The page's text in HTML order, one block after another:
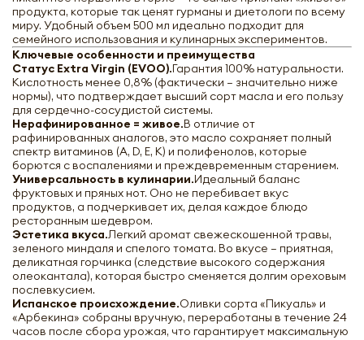
продукта, которые так ценят гурманы и диетологи по всему
миру. Удобный объем 500 мл идеально подходит для
семейного использования и кулинарных экспериментов.
Ключевые особенности и преимущества
Статус Extra Virgin (EVOO).Гарантия 100% натуральности.
Кислотность менее 0,8% (фактически — значительно ниже
нормы), что подтверждает высший сорт масла и его пользу
для сердечно-сосудистой системы.
Нерафинированное = живое.В отличие от
рафинированных аналогов, это масло сохраняет полный
спектр витаминов (A, D, E, K) и полифенолов, которые
борются с воспалениями и преждевременным старением.
Универсальность в кулинарии.Идеальный баланс
фруктовых и пряных нот. Оно не перебивает вкус
продуктов, а подчеркивает их, делая каждое блюдо
ресторанным шедевром.
Эстетика вкуса.Легкий аромат свежескошенной травы,
зеленого миндаля и спелого томата. Во вкусе — приятная,
деликатная горчинка (следствие высокого содержания
олеокантала), которая быстро сменяется долгим ореховым
послевкусием.
Испанское происхождение.Оливки сорта «Пикуаль» и
«Арбекина» собраны вручную, переработаны в течение 24
часов после сбора урожая, что гарантирует максимальную